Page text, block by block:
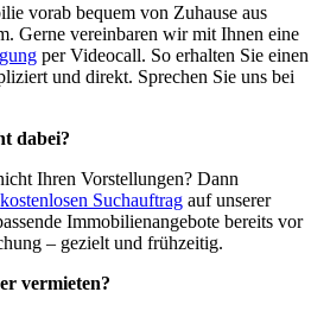
vorab bequem von Zuhause aus
Gerne vereinbaren wir mit Ihnen eine
per Videocall. So erhalten Sie einen
und direkt. Sprechen Sie uns bei
dabei?
Ihren Vorstellungen? Dann
kostenlosen Suchauftrag auf unserer
Immobilienangebote bereits vor
– gezielt und frühzeitig.
vermieten?